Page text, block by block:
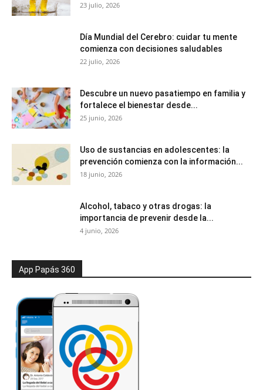
23 julio, 2026
Día Mundial del Cerebro: cuidar tu mente
comienza con decisiones saludables
22 julio, 2026
Descubre un nuevo pasatiempo en familia y
fortalece el bienestar desde...
25 junio, 2026
Uso de sustancias en adolescentes: la
prevención comienza con la información...
18 junio, 2026
Alcohol, tabaco y otras drogas: la
importancia de prevenir desde la...
4 junio, 2026
App Papás 360